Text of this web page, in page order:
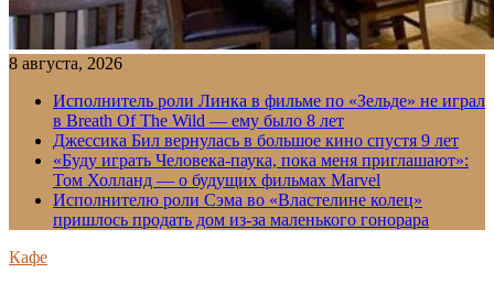
8 августа, 2026
Исполнитель роли Линка в фильме по «Зельде» не играл
в Breath Of The Wild — ему было 8 лет
Джессика Бил вернулась в большое кино спустя 9 лет
«Буду играть Человека-паука, пока меня приглашают»:
Том Холланд — о будущих фильмах Marvel
Исполнителю роли Сэма во «Властелине колец»
пришлось продать дом из-за маленького гонорара
Кафе